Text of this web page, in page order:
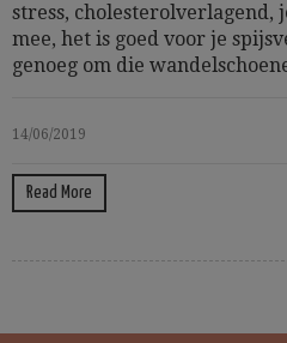
stress,
mee, het is goed voor je
genoeg om die
14/06/2019
Read More